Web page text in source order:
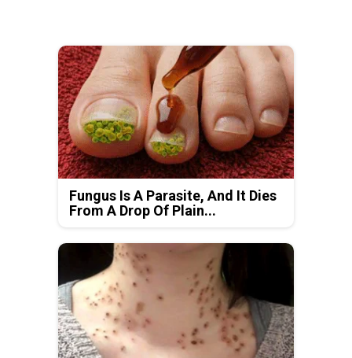
Fungus Is A Parasite, And It Dies
From A Drop Of Plain...